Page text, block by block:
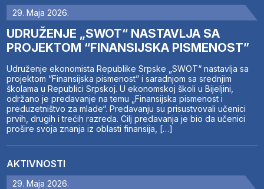
29. Maja 2026.
UDRUŽENJE „SWOT“ NASTAVLJA SA
PROJEKTOM “FINANSIJSKA PISMENOST”
Udruženje ekonomista Republike Srpske „SWOT“ nastavlja sa
projektom “Finansijska pismenost” i saradnjom sa srednjim
školama u Republici Srpskoj. U ekonomskoj školi u Bijeljini,
održano je predavanje na temu „Finansijska pismenost i
preduzetništvo za mlade“. Predavanju su prisustvovali učenici
prvih, drugih i trećih razreda. Cilj predavanja je bio da učenici
prošire svoja znanja iz oblasti finansija, […]
AKTIVNOSTI
29. Maja 2026.